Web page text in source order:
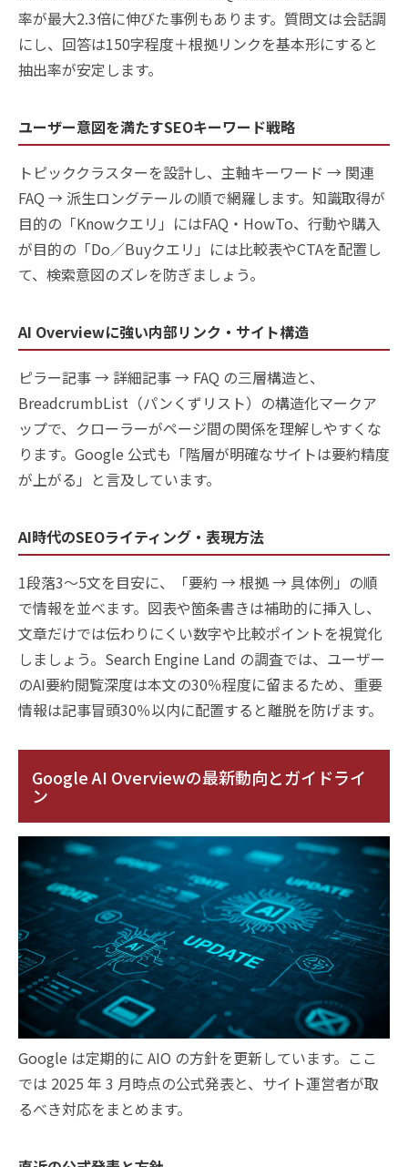
率が最大2.3倍に伸びた事例もあります。質問文は会話調
にし、回答は150字程度＋根拠リンクを基本形にすると
抽出率が安定します。
ユーザー意図を満たすSEOキーワード戦略
トピッククラスターを設計し、主軸キーワード → 関連
FAQ → 派生ロングテールの順で網羅します。知識取得が
目的の「Knowクエリ」にはFAQ・HowTo、行動や購入
が目的の「Do／Buyクエリ」には比較表やCTAを配置し
て、検索意図のズレを防ぎましょう。
AI Overviewに強い内部リンク・サイト構造
ピラー記事 → 詳細記事 → FAQ の三層構造と、
BreadcrumbList（パンくずリスト）の構造化マークア
ップで、クローラーがページ間の関係を理解しやすくな
ります。Google 公式も「階層が明確なサイトは要約精度
が上がる」と言及しています。
AI時代のSEOライティング・表現方法
1段落3〜5文を目安に、「要約 → 根拠 → 具体例」の順
で情報を並べます。図表や箇条書きは補助的に挿入し、
文章だけでは伝わりにくい数字や比較ポイントを視覚化
しましょう。Search Engine Land の調査では、ユーザー
のAI要約閲覧深度は本文の30％程度に留まるため、重要
情報は記事冒頭30％以内に配置すると離脱を防げます。
Google AI Overviewの最新動向とガイドライ
ン
Google は定期的に AIO の方針を更新しています。ここ
では 2025 年 3 月時点の公式発表と、サイト運営者が取
るべき対応をまとめます。